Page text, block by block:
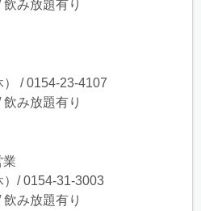
み放題有り
/ 0154-23-4107
み放題有り
業
/ 0154-31-3003
み放題有り